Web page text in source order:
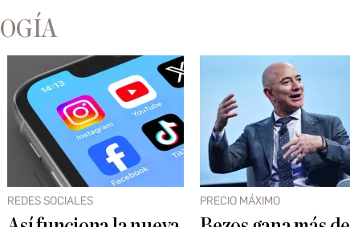
REDES SOCIALES PRECIO MÁXIMO